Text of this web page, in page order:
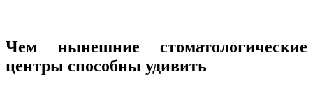
Чем нынешние стоматологические
центры способны удивить